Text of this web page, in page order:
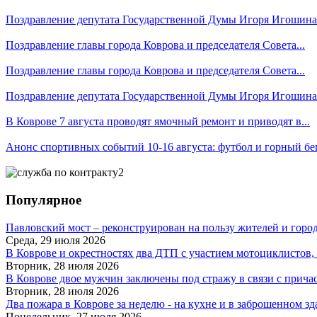
Поздравление депутата Государственной Думы Игоря
Поздравление главы города Коврова и председателя Совета...
Поздравление главы города Коврова и председателя Совета...
Поздравление депутата Государственной Думы Игоря
В Коврове 7 августа проводят ямочный ремонт и приводят в...
Анонс спортивных событий 10-16 августа: футбол и горный
Популярное
Павловский мост – реконструирован на пользу жителей и
Среда, 29 июля 2026
В Коврове и окрестностях два ДТП с участием
Вторник, 28 июля 2026
В Коврове двое мужчин заключены под стражу в связи с
Вторник, 28 июля 2026
Два пожара в Коврове за неделю - на кухне и в заброшенном